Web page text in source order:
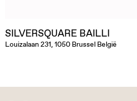
SILVERSQUARE BAILLI
Louizalaan 231, 1050 Brussel België